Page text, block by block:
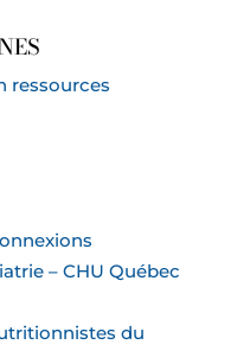
ressources
– CHU Québec
du